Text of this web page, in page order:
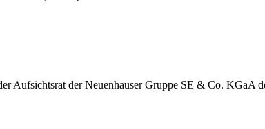
Aufsichtsrat der Neuenhauser Gruppe SE & Co. KGaA